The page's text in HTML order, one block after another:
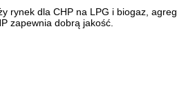
rynek dla CHP na LPG i biogaz,
zapewnia dobrą jakość.